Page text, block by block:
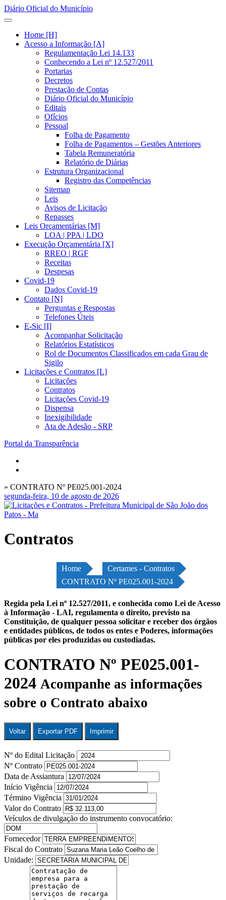
Diário Oficial do Município
Home [H]
Acesso a Informação [A]
Regulamentação Lei 14.133
Conhecendo a Lei nº 12.527/2011
Portarias
Decretos
Prestação de Contas
Diário Oficial do Município
Editais
Ofícios
Pessoal
Folha de Pagamento
Folha de Pagamentos – Gestões Anteriores
Tabela Remuneratória
Relatório de Diárias
Estrutura Organizacional
Registro das Competências
Sitemap
Leis
Avisos de Licitação
Repasses
Leis Orçamentárias [M]
LOA | PPA | LDO
Execução Orçamentária [X]
RREO | RGF
Receitas
Despesas
Covid-19
Dados Covid-19
Contato [N]
Perguntas e Respostas
Telefones Úteis
E-Sic [I]
Acompanhar Solicitação
Relatórios Estatísticos
Rol de Documentos Classificados em cada Grau de
Sigilo
Licitações e Contratos [L]
Licitações
Contratos
Licitações Covid-19
Dispensa
Inexigibilidade
Ata de Adesão - SRP
Portal da Transparência
» CONTRATO Nº PE025.001-2024
segunda-feira, 10 de agosto de 2026
Contratos
Home
Certames - Contratos
CONTRATO Nº PE025.001-2024
Regida pela Lei nº 12.527/2011, e conhecida como Lei de Acesso
à Informação - LAI, regulamenta o direito, previsto na
Constituição, de qualquer pessoa solicitar e receber dos órgãos
e entidades públicos, de todos os entes e Poderes, informações
públicas por eles produzidas ou custodiadas.
CONTRATO Nº PE025.001-
2024 Acompanhe as informações
sobre o Contrato abaixo
Voltar Exportar PDF Imprimir
Nº do Edital Licitação
Nº Contrato
Data de Assiantura
Início Vigência
Término Vigência
Valor do Contrato
Veículos de divulgação do instrumento convocatório:
Fornecedor
Fiscal do Contrato
Unidade: